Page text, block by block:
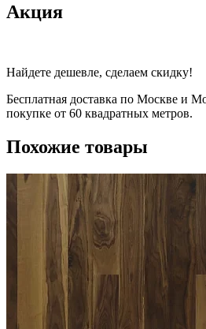
Акция
Найдете дешевле, сделаем скидку!
Бесплатная доставка по Москве и
покупке от 60 квадратных метров.
Похожие товары